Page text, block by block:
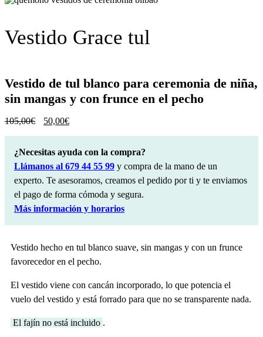
Vestido Grace tul
Vestido de tul blanco para ceremonia de niña,
sin mangas y con frunce en el pecho
105,00€
El
era:
105,00€.
50,00€El
es:
50,00€.
¿Necesitas ayuda con la compra?
Llámanos al 679 44 55 99 y compra de la mano de un
experto. Te asesoramos, creamos el pedido por ti y te enviamos
el pago de forma cómoda y segura.
Más información y horarios
Vestido hecho en tul blanco suave, sin mangas y con un frunce
favorecedor en el pecho.
El vestido viene con cancán incorporado, lo que potencia el
vuelo del vestido y está forrado para que no se transparente nada.
El fajín no está incluido .